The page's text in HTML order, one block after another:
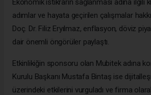
adımlar ve hayata geçirilen çalışmalar
Doç. Dr. Filiz Eryılmaz, enflasyon, döviz
dair önemli öngörüler paylaştı.
Etkinlikiğin sponsoru olan Mubitek adına
Kurulu Başkanı Mustafa Bintaş ise
üzerindeki etkilerini vurguladı ve firma